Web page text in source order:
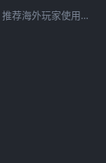
《诛仙》手游百事助战，洪荒遗迹等你挑战！推荐海外玩家使用海螺加速器畅连国服游戏